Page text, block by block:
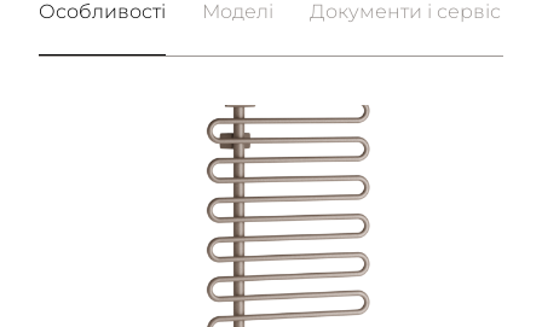
Особливості Моделі Документи і сервіс